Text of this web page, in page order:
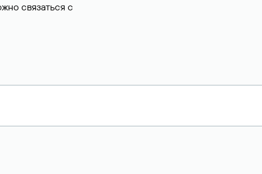
связаться с